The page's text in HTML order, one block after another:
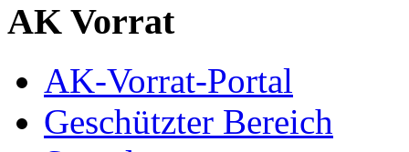
AK Vorrat
AK-Vorrat-Portal
Geschützter Bereich